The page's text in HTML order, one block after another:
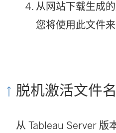
接
在
口
打
从网站下载生成
您将使用此文件
脱机激活文件
从 Tableau Server 版